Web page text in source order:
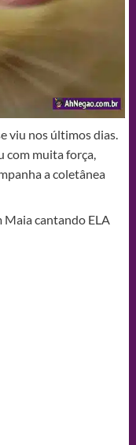
viu nos últimos dias.
com muita força,
a coletânea
Maia cantando ELA